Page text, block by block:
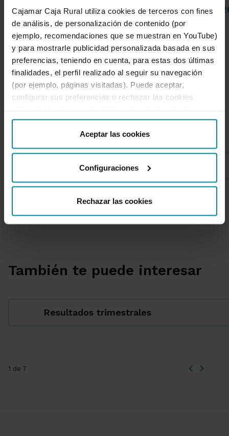
Cajamar Caja Rural utiliza cookies de terceros con fines
de análisis, de personalización de contenido (por
ejemplo, recomendaciones que se muestran en YouTube)
y para mostrarle publicidad personalizada basada en sus
preferencias, teniendo en cuenta, para estas dos últimas
finalidades, el perfil realizado al seguir su navegación
(por ejemplo, páginas visitadas). Puede aceptar,
configurar sus preferencias o rechazar las cookies
“Detalles”. También puede obtener más información, así
como cambiar el consentimiento en cualquier momento
desde nuestraPolítica de Cookies.
Aceptar las cookies
Configuraciones
Rechazar las cookies
04 de Agosto de 2026 14 de Julio de
1 de 4
Secciones destacadas
Corporativa
También te puede interesar
Resultados trimestrales
1 de 7